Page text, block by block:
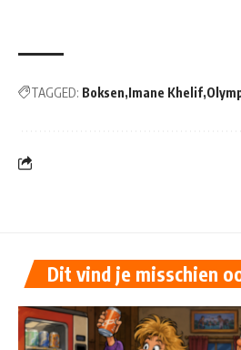
TAGGED: Boksen Imane Khelif
Dit vind je misschien